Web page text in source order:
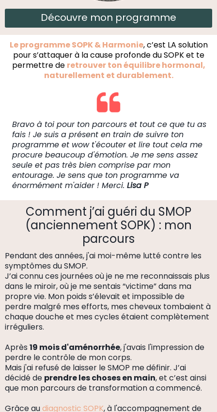
Découvre mon programme
Le programme SOPK & Harmonie, c’est LA solution
pour s’attaquer à la cause profonde du SOPK et te
permettre de retrouver ton équilibre hormonal,
naturellement et durablement.
Bravo à toi pour ton parcours et tout ce que tu as
fais ! Je suis a présent en train de suivre ton
programme et wow t'écouter et lire tout cela me
procure beaucoup d'émotion. Je me sens assez
seule et pas très bien comprise par mon
entourage. Je sens que ton programme va
énormément m'aider ! Merci. Lisa P
Comment j’ai guéri du SMOP
(anciennement SOPK) : mon
parcours
Pendant des années, j'ai moi-même lutté contre les
symptômes du SMOP.
J’ai connu ces journées où je ne me reconnaissais plus
dans le miroir, où je me sentais “victime” dans ma
propre vie. Mon poids s’élevait et impossible de
perdre malgré mes efforts, mes cheveux tombaient à
chaque douche et mes cycles étaient complètement
irréguliers.
Après 19 mois d'aménorrhée, j'avais l'impression de
perdre le contrôle de mon corps.
Mais j'ai refusé de laisser le SMOP me définir. J’ai
décidé de prendre les choses en main, et c’est ainsi
que mon parcours de transformation a commencé.
Grâce audiagnostic SOPK, à l'accompagnement de